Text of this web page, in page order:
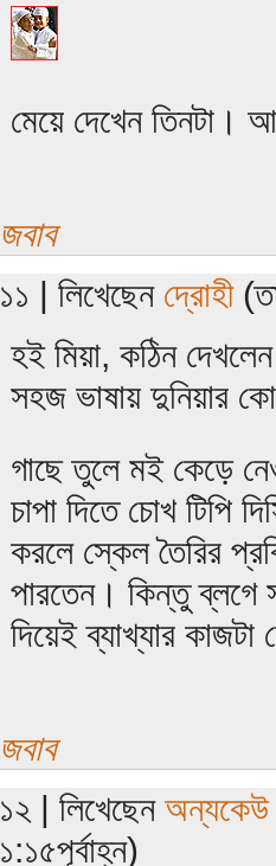
মেয়ে দেখেন
জবাব
১১ | লিখেছেন দ্রোহী
হই মিয়া, কঠিন
সহজ ভাষায় দুনিয়ার
গাছে তুলে মই কেড়ে
চাপা দিতে চোখ টিপি
করলে স্কেল তৈরির
পারতেন। কিন্তু ব্লগে
দিয়েই ব্যাখ্যার
জবাব
১২ | লিখেছেন অন্যকেউ
১:১৫পূর্বাহ্ন)